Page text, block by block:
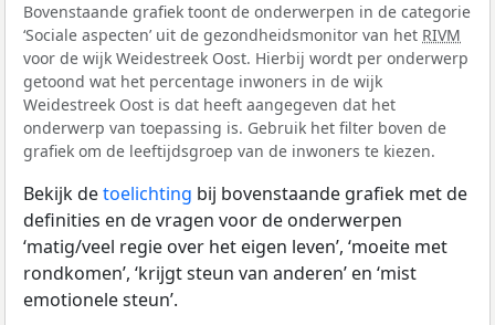
Bovenstaande grafiek toont de onderwerpen in de categorie
‘Sociale aspecten’ uit de gezondheidsmonitor van het RIVM
voor de wijk Weidestreek Oost. Hierbij wordt per onderwerp
getoond wat het percentage inwoners in de wijk
Weidestreek Oost is dat heeft aangegeven dat het
onderwerp van toepassing is. Gebruik het filter boven de
grafiek om de leeftijdsgroep van de inwoners te kiezen.
Bekijk detoelichting bij bovenstaande grafiek met de
definities en de vragen voor de onderwerpen
‘matig/veel regie over het eigen leven’, ‘moeite met
rondkomen’, ‘krijgt steun van anderen’ en ‘mist
emotionele steun’.